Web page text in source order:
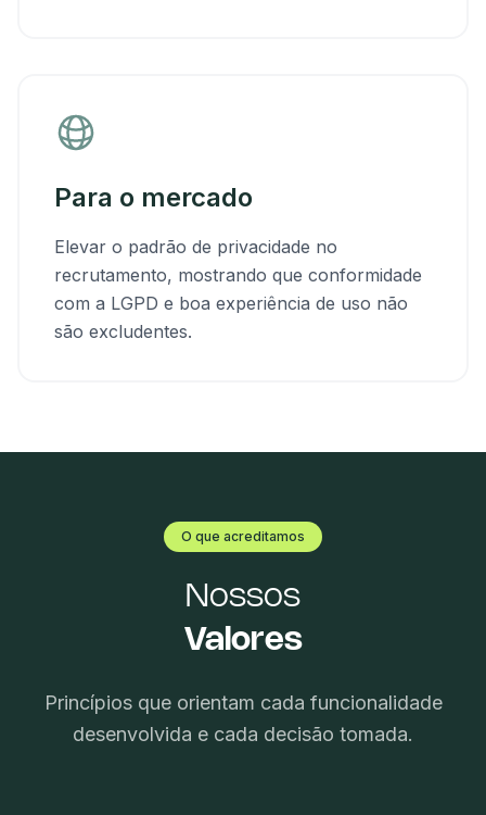
Para o mercado
Elevar o padrão de privacidade no
recrutamento, mostrando que conformidade
com a LGPD e boa experiência de uso não
são excludentes.
O que acreditamos
Nossos
Valores
Princípios que orientam cada funcionalidade
desenvolvida e cada decisão tomada.